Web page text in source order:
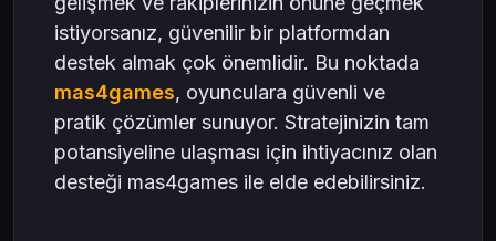
istiyorsanız, güvenilir bir platformdan
destek almak çok önemlidir. Bu noktada
mas4games, oyunculara güvenli ve
pratik çözümler sunuyor. Stratejinizin tam
potansiyeline ulaşması için ihtiyacınız olan
desteği mas4games ile elde edebilirsiniz.